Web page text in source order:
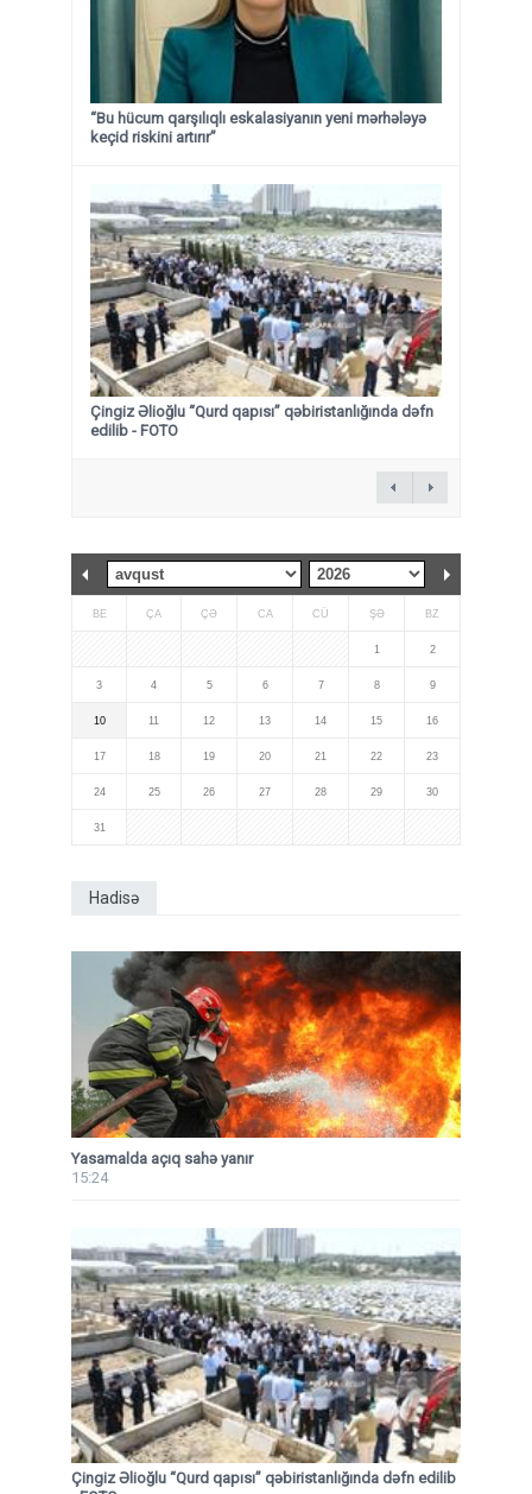
“Bu hücum qarşılıqlı eskalasiyanın yeni mərhələyə
keçid riskini artırır”
Çingiz Əlioğlu “Qurd qapısı” qəbiristanlığında dəfn
edilib - FOTO
BE ÇA ÇƏ CA CÜ ŞƏ BZ
1 2
3 4 5 6 7 8 9
10 11 12 13 14 15 16
17 18 19 20 21 22 23
24 25 26 27 28 29 30
31
Hadisə
Yasamalda açıq sahə yanır
15:24
Çingiz Əlioğlu “Qurd qapısı” qəbiristanlığında dəfn edilib